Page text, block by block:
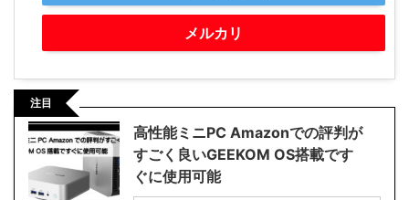
メルカリ
注目
高性能ミニPC Amazonでの評判が
すごく良いGEEKOM OS搭載です
ぐに使用可能